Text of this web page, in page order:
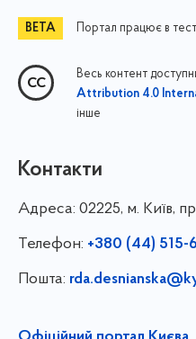
Портал працює в
Весь контент
Attribution 4.0
інше
Контакти
Адреса: 02225, м. Київ,
Телефон: +380 (44) 515-
Пошта: